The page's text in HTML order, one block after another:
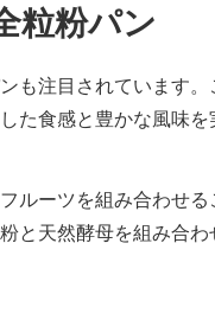
粒粉パン
も注目されています
た食感と豊かな風味を
ルーツを組み合わせ
と天然酵母を組み合